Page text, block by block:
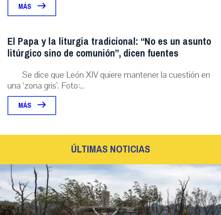
MÁS
El Papa y la liturgia tradicional: “No es un asunto
litúrgico sino de comunión”, dicen fuentes
Se dice que León XIV quiere mantener la cuestión en
una ‘zona gris’. Foto:...
MÁS
ÚLTIMAS NOTICIAS